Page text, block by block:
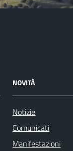
NOVITÀ
Notizie
Comunicati
Manifestazioni